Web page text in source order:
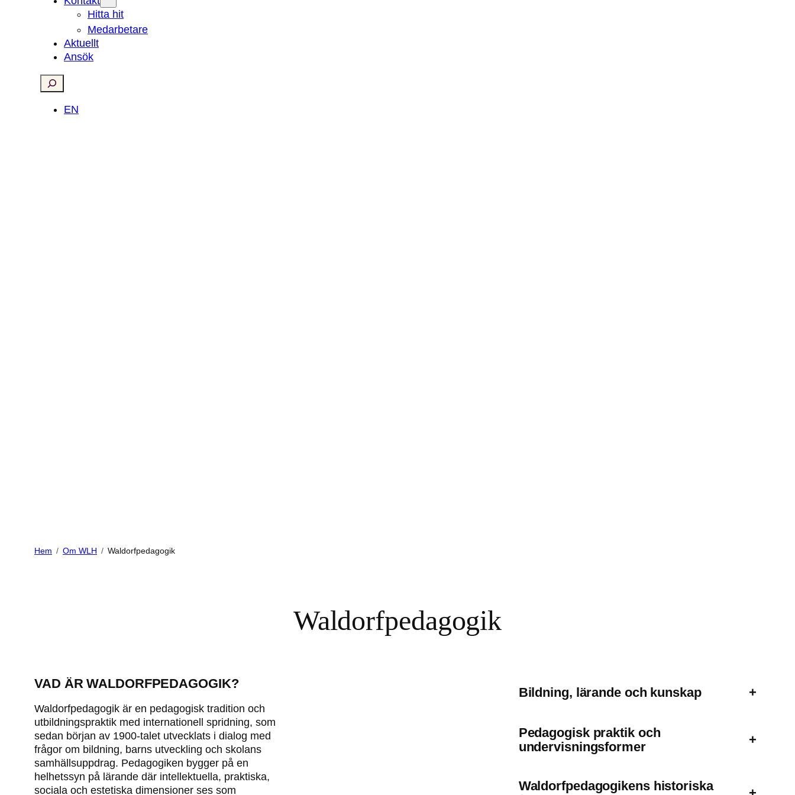
Hitta hit
Medarbetare
Aktuellt
Ansök
Search
EN
Hem Om WLH Waldorfpedagogik
Waldorfpedagogik
VAD ÄR WALDORFPEDAGOGIK?
Waldorfpedagogik är en pedagogisk tradition och
utbildningspraktik med internationell spridning, som
sedan början av 1900-talet utvecklats i dialog med
frågor om bildning, barns utveckling och skolans
samhällsuppdrag. Pedagogiken bygger på en
helhetssyn på lärande där intellektuella, praktiska,
sociala och estetiska dimensioner ses som
Bildning, lärande och kunskap +
Pedagogisk praktik och
undervisningsformer
+
Waldorfpedagogikens historiska